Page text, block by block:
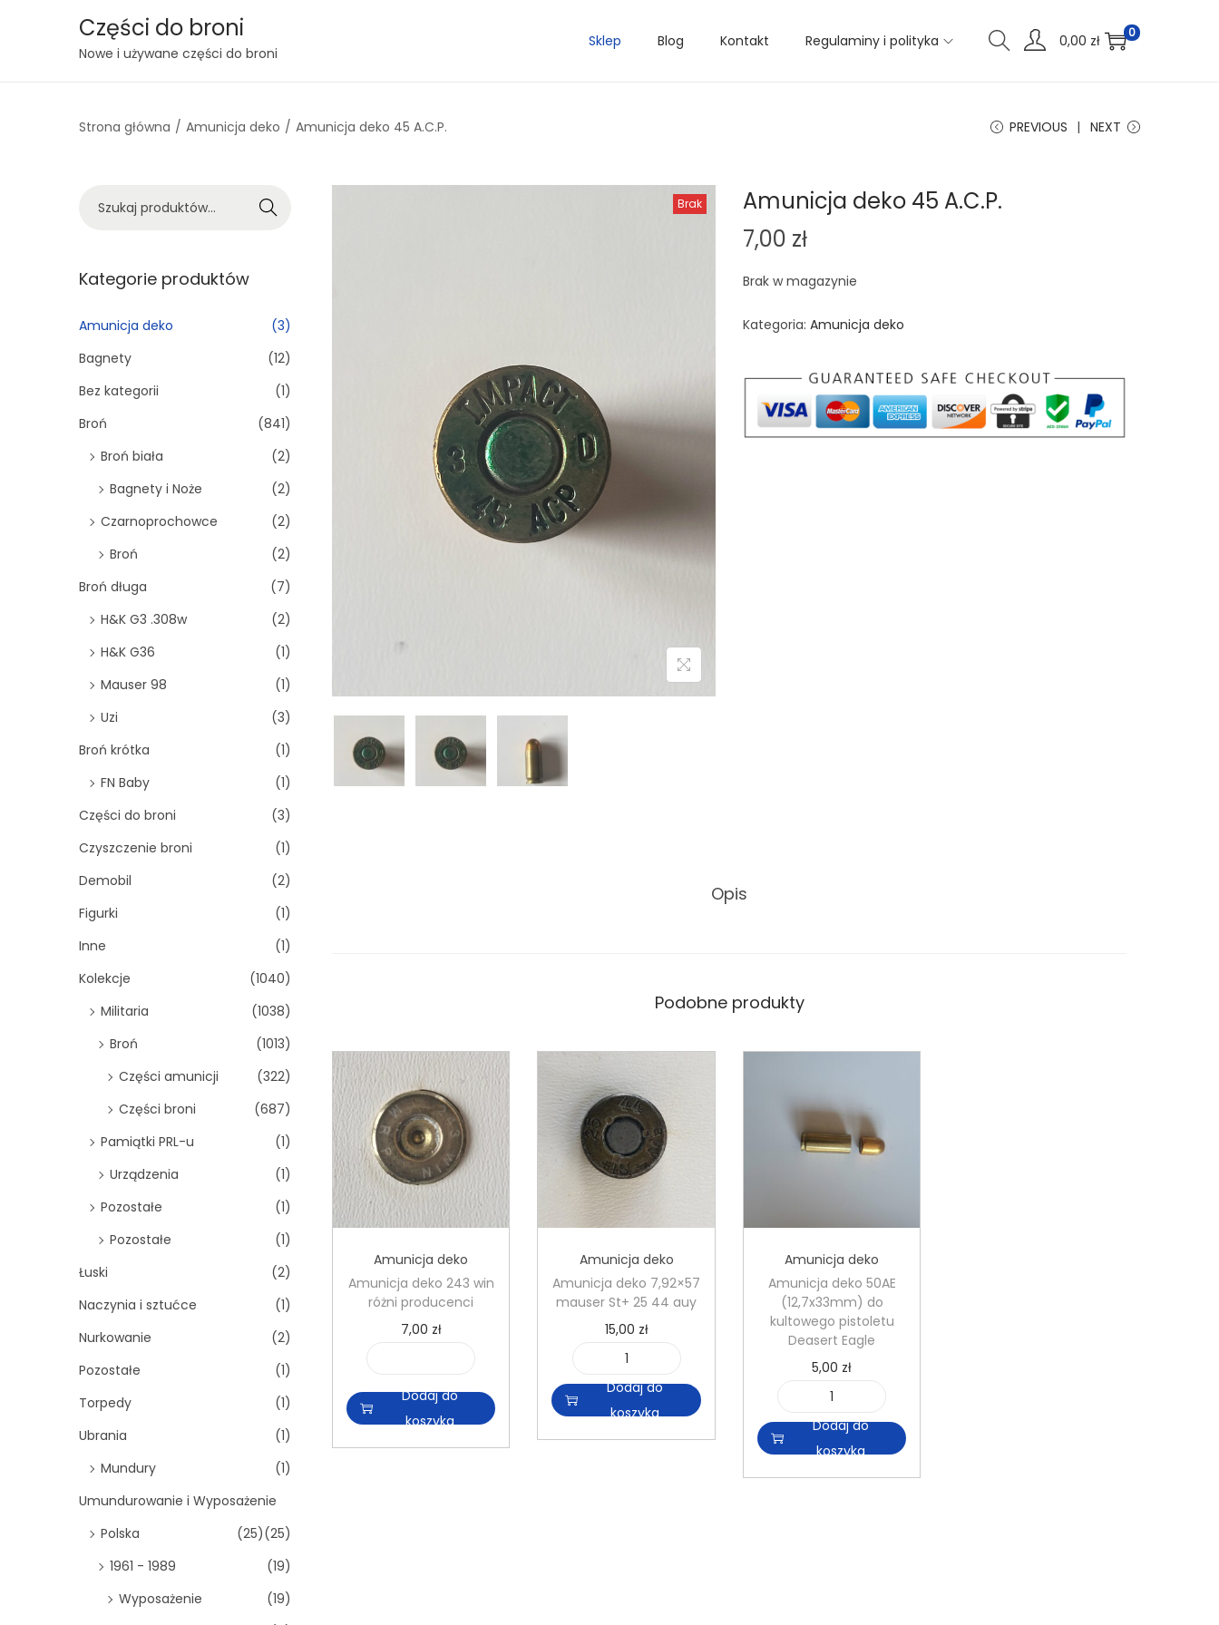
S
p
i
a
t
i
n
S
p
t
n
t
Części do broni
Nowe i używane części do broni
Sklep Blog Kontakt Regulaminy i polityka 0,00 zł 0
Strona główna / Amunicja deko / Amunicja deko 45 A.C.P. PREVIOUS NEXT
Brak
Amunicja deko 45 A.C.P.
7,00 zł
Brak w magazynie
Kategoria: Amunicja deko
Opis
Podobne produkty
Amunicja deko
Amunicja deko 243 win
różni producenci
7,00 zł
l
o
ś
Dodaj do
koszyka
Amunicja deko
Amunicja deko 7,92×57
mauser St+ 25 44 auy
15,00 zł
l
o
ś
Dodaj do
koszyka
Amunicja deko
Amunicja deko 50AE
(12,7x33mm) do
kultowego pistoletu
Deasert Eagle
5,00 zł
l
o
ś
Dodaj do
koszyka
k
j
:
Szukaj
Kategorie produktów
Amunicja deko
(3)
Bagnety
(12)
Bez kategorii
(1)
Broń
(841)
Broń biała
(2)
Bagnety i Noże
(2)
Czarnoprochowce
(2)
Broń
(2)
Broń długa
(7)
H&K G3 .308w
(2)
H&K G36
(1)
Mauser 98
(1)
Uzi
(3)
Broń krótka
(1)
FN Baby
(1)
Części do broni
(3)
Czyszczenie broni
(1)
Demobil
(2)
Figurki
(1)
Inne
(1)
Kolekcje
(1040)
Militaria
(1038)
Broń
(1013)
Części amunicji
(322)
Części broni
(687)
Pamiątki PRL-u
(1)
Urządzenia
(1)
Pozostałe
(1)
Pozostałe
(1)
Łuski
(2)
Naczynia i sztućce
(1)
Nurkowanie
(2)
Pozostałe
(1)
Torpedy
(1)
Ubrania
(1)
Mundury
(1)
Umundurowanie i Wyposażenie
(25)
Polska
(25)
1961 - 1989
(19)
Wyposażenie
(19)